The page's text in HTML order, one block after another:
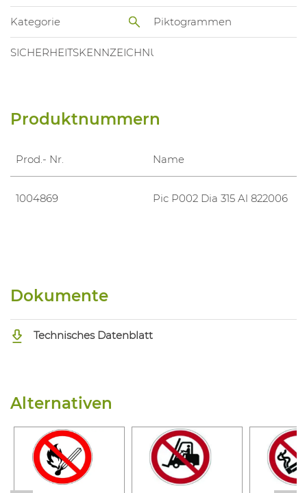
Kategorie Piktogrammen
SICHERHEITSKENNZEICHNUNGEN
Produktnummern
Prod.- Nr. Name
1004869 Pic P002 Dia 315 Al 822006
Dokumente
Technisches Datenblatt
Alternativen